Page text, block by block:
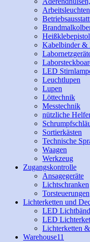
Arbeitsleuchten
Kabelbinder &
LED
Leuchtlupen
Lupen
Löttechnik
Messtechnik
nützliche
Sortierkästen
Technische
Waagen
Werkzeug
Zugangskontrolle
Ansagegeräte
Lichtschranken
Torsteuerungen
Lichterketten und
LED
LED
Lichterketten
Warehouse11